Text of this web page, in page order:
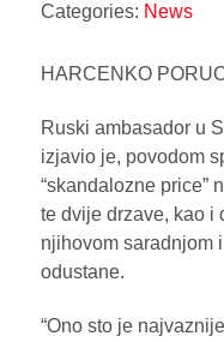
Categories: News
HARCENKO
Ruski ambasador u
izjavio je, povodom
“skandalozne price”
te dvije drzave, kao i
njihovom saradnjom
odustane.
“Ono sto je